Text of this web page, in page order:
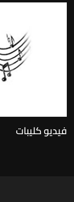
فيديو كليبات